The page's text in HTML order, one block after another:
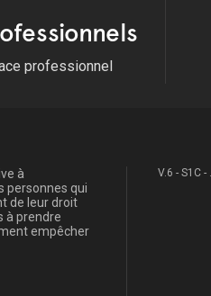
professionnel
à
personnes qui
de leur droit
à prendre
empêcher
V.6 - S1C